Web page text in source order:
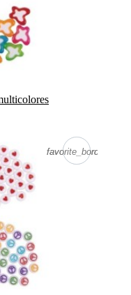
favorite_border
favorite_border